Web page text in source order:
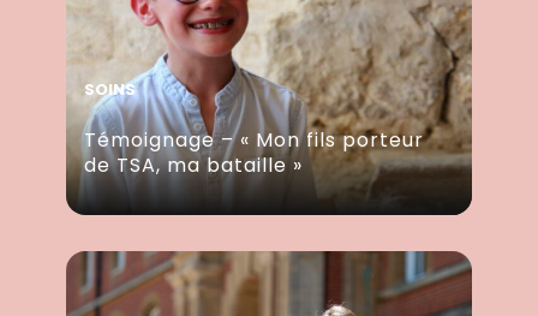
SOINS
Témoignage – « Mon fils porteur
de TSA, ma bataille »